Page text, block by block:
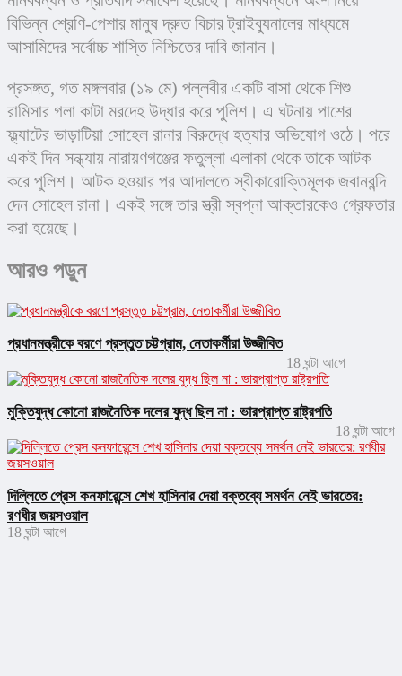
বিভিন্ন শ্রেণি-পেশার মানুষ দ্রুত বিচার ট্রাইব্যুনালের মাধ্যমে
আসামিদের সর্বোচ্চ শাস্তি নিশ্চিতের দাবি জানান।
প্রসঙ্গত, গত মঙ্গলবার (১৯ মে) পল্লবীর একটি বাসা থেকে শিশু
রামিসার গলা কাটা মরদেহ উদ্ধার করে পুলিশ। এ ঘটনায় পাশের
ফ্ল্যাটের ভাড়াটিয়া সোহেল রানার বিরুদ্ধে হত্যার অভিযোগ ওঠে। পরে
একই দিন সন্ধ্যায় নারায়ণগঞ্জের ফতুল্লা এলাকা থেকে তাকে আটক
করে পুলিশ। আটক হওয়ার পর আদালতে স্বীকারোক্তিমূলক জবানবন্দি
দেন সোহেল রানা। একই সঙ্গে তার স্ত্রী স্বপ্না আক্তারকেও গ্রেফতার
করা হয়েছে।
আরও পড়ুন
প্রধানমন্ত্রীকে বরণে প্রস্তুত চট্টগ্রাম, নেতাকর্মীরা উজ্জীবিত
18 ঘন্টা আগে
মুক্তিযুদ্ধ কোনো রাজনৈতিক দলের যুদ্ধ ছিল না : ভারপ্রাপ্ত রাষ্ট্রপতি
18 ঘন্টা আগে
দিল্লিতে প্রেস কনফারেন্সে শেখ হাসিনার দেয়া বক্তব্যে সমর্থন নেই ভারতের:
রণধীর জয়সওয়াল
18 ঘন্টা আগে